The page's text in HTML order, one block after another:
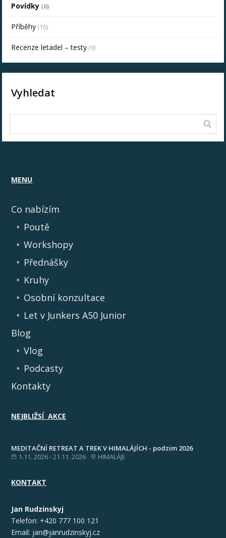
Povídky (6)
Příběhy (16)
Recenze letadel – testy (9)
Vyhledat
MENU
Co nabízím
Poutě
Workshopy
Přednášky
Kruhy
Osobní konzultace
Let v Junkers A50 Junior
Blog
Vlog
Podcasty
Kontakty
NEJBLIŽSÍ AKCE
MEDITAČNÍ RETREAT A TREK V HIMALÁJÍCH - podzim 2026
1.11. 2026 - 21.11. 2026
HIMALÁJE
KONTAKT
Jan Rudzinskyj
Telefon: +420 777 100 121‬
Email: jan@janrudzinskyj.cz